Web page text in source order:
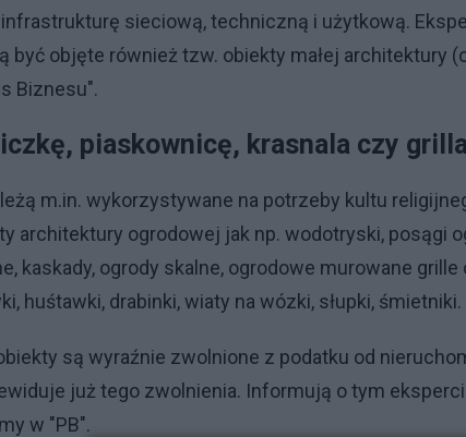
infrastrukturę sieciową, techniczną i użytkową.
być objęte również tzw. obiekty małej architektury
Biznesu".
piaskownicę, krasnala czy
m.in. wykorzystywane na potrzeby kultu
architektury ogrodowej jak np. wodotryski, posągi
kaskady, ogrody skalne, ogrodowe murowane
huśtawki, drabinki, wiaty na wózki, słupki, śmietniki.
są wyraźnie zwolnione z podatku od
już tego zwolnienia. Informują o tym
w "PB".